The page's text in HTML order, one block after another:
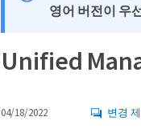
영어 버전이 우
Unified
04/18/2022 변경